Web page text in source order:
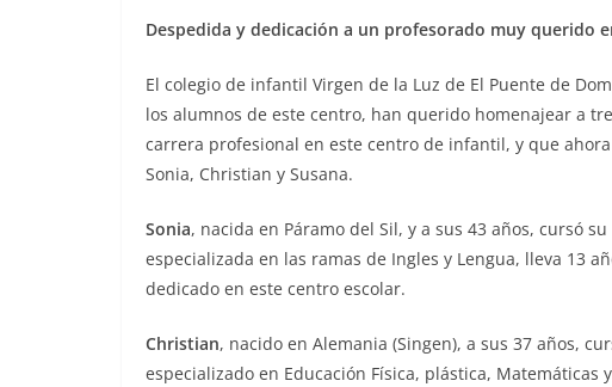
Despedida y dedicación a un profesorado muy querido
El colegio de infantil Virgen de la Luz de El Puente de
los alumnos de este centro, han querido homenajear a
carrera profesional en este centro de infantil, y que
Sonia, Christian y Susana.
Sonia, nacida en Páramo del Sil, y a sus 43 años, cursó
especializada en las ramas de Ingles y Lengua, lleva 13
dedicado en este centro escolar.
Christian, nacido en Alemania (Singen), a sus 37 años,
especializado en Educación Física, plástica,